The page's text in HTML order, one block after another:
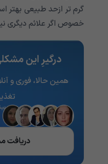
گرم تر ازحد طبیعی بهتر
خصوص اگر علائم دیگری
درگیرِ این
همین حالا، فوری و
دریافت